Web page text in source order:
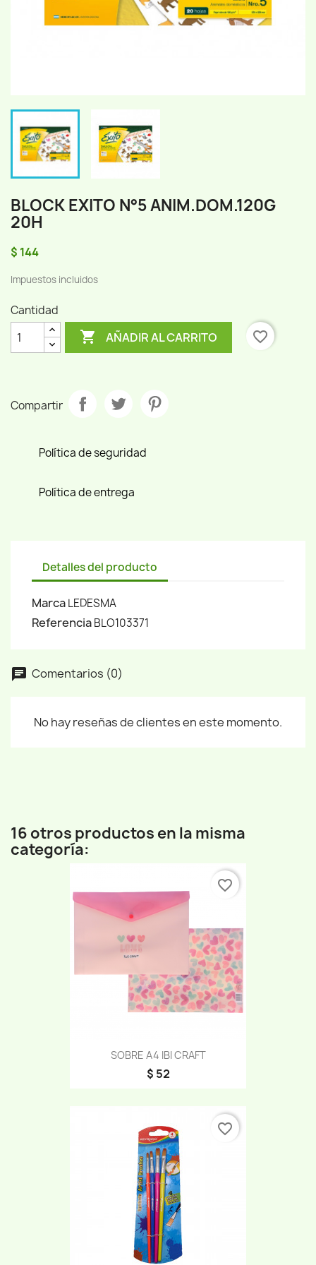
BLOCK EXITO N°5 ANIM.DOM.120G
20H
$ 144
Impuestos incluidos
Cantidad
 AÑADIR AL CARRITO favorite_border
Compartir
Política de seguridad
Política de entrega
Detalles del producto
MarcaLEDESMA
ReferenciaBLO103371
Comentarios (0)
No hay reseñas de clientes en este momento.
16 otros productos en la misma
categoría:
SOBRE A4 IBI CRAFT
$ 52
favorite_border
favorite_border